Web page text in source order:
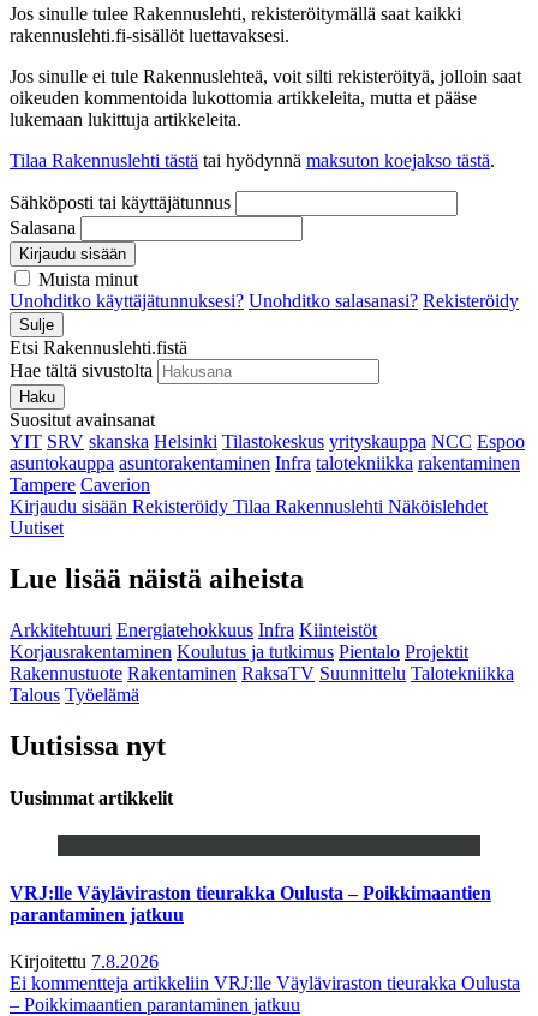
Jos sinulle tulee Rakennuslehti, rekisteröitymällä saat kaikki
rakennuslehti.fi-sisällöt luettavaksesi.
Jos sinulle ei tule Rakennuslehteä, voit silti rekisteröityä, jolloin saat
oikeuden kommentoida lukottomia artikkeleita, mutta et pääse
lukemaan lukittuja artikkeleita.
Tilaa Rakennuslehti tästä tai hyödynnä maksuton koejakso tästä.
Sähköposti tai käyttäjätunnus
Salasana
Kirjaudu sisään
Muista minut
Unohditko käyttäjätunnuksesi? Unohditko salasanasi? Rekisteröidy
Sulje
Etsi Rakennuslehti.fistä
Hae tältä sivustolta
Haku
Suositut avainsanat
YIT SRV skanska Helsinki Tilastokeskus yrityskauppa NCC Espoo
asuntokauppa asuntorakentaminen Infra talotekniikka rakentaminen
Tampere Caverion
Kirjaudu sisään Rekisteröidy Tilaa Rakennuslehti Näköislehdet
Uutiset
Lue lisää näistä aiheista
Arkkitehtuuri Energiatehokkuus Infra Kiinteistöt
Korjausrakentaminen Koulutus ja tutkimus Pientalo Projektit
Rakennustuote Rakentaminen RaksaTV Suunnittelu Talotekniikka
Talous Työelämä
Uutisissa nyt
Uusimmat artikkelit
VRJ:lle Väyläviraston tieurakka Oulusta – Poikkimaantien
parantaminen jatkuu
Kirjoitettu 7.8.2026
Ei kommentteja artikkeliin VRJ:lle Väyläviraston tieurakka Oulusta
– Poikkimaantien parantaminen jatkuu